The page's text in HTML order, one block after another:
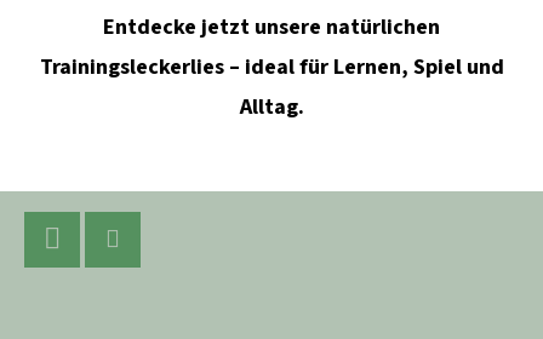
Entdecke jetzt unsere natürlichen
Trainingsleckerlies – ideal für Lernen, Spiel und
Alltag.